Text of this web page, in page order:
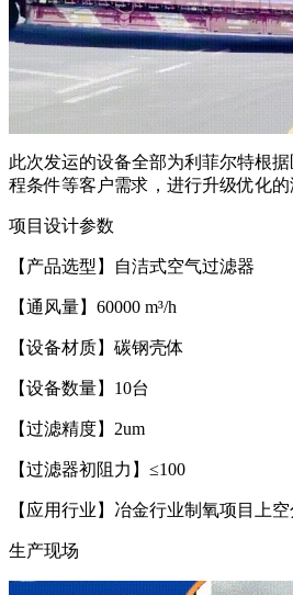
此次发运的设备全部为利菲尔特根
程条件等客户需求，进行升级优化的
项目设计参数
【产品选型】自洁式空气过滤器
【通风量】60000 m³/h
【设备材质】碳钢壳体
【设备数量】10台
【过滤精度】2um
【过滤器初阻力】≤100
【应用行业】冶金行业制氧项目上
生产现场